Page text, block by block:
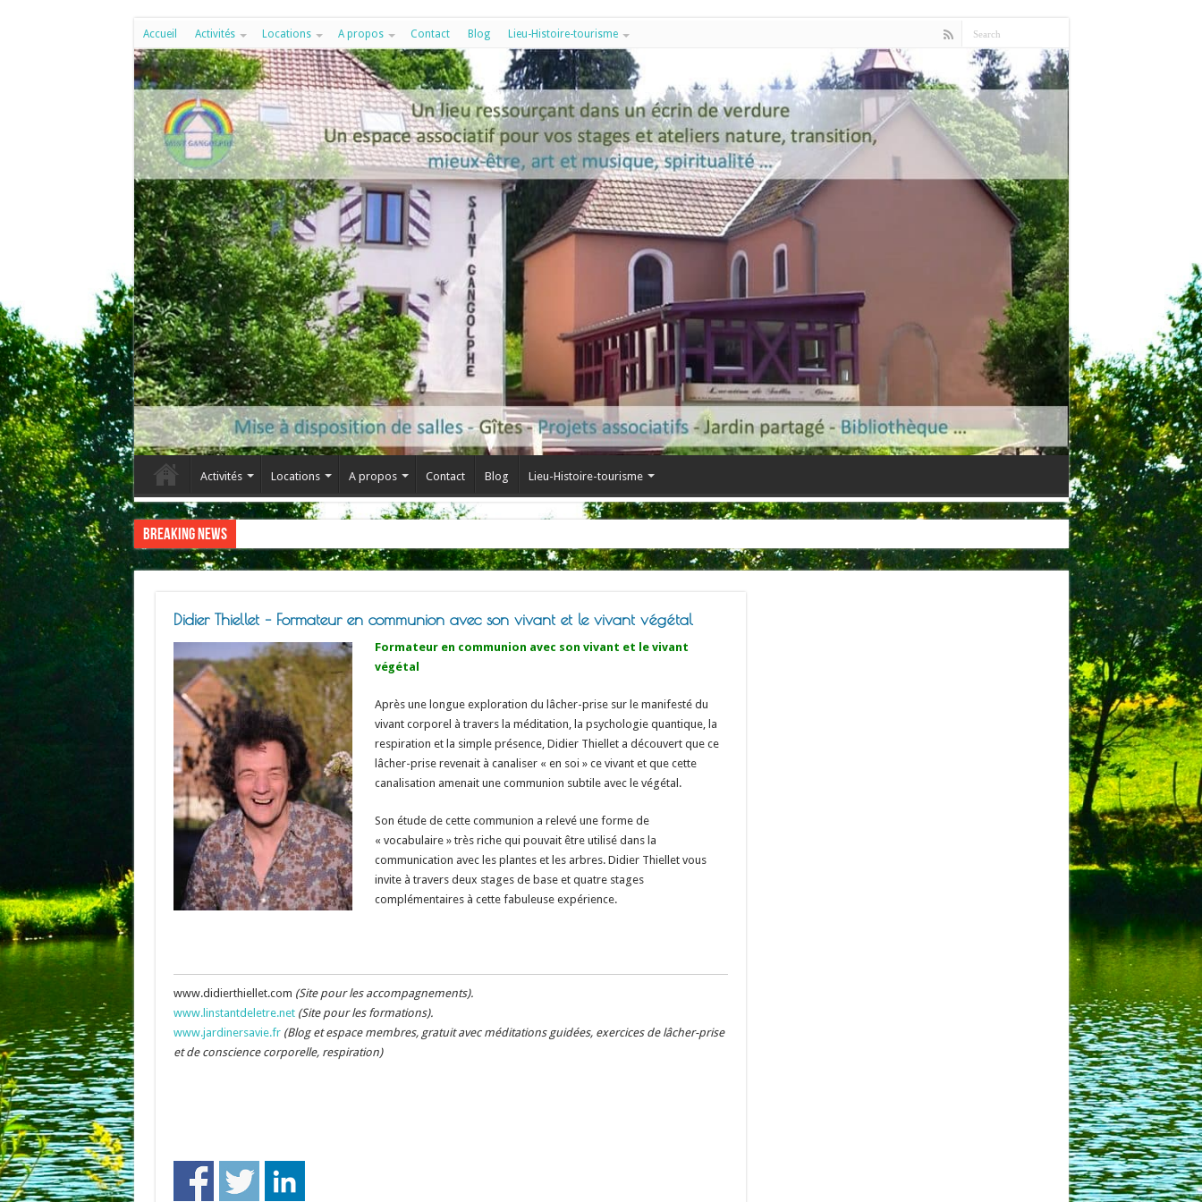
Accueil Activités Locations A propos Contact Blog Lieu-Histoire-tourisme
Activités Locations A propos Contact Blog Lieu-Histoire-tourisme
Breaking News
Didier Thiellet – Formateur en communion avec son vivant et le vivant végétal
Formateur en communion avec son vivant et le vivant
végétal
Après une longue exploration du lâcher-prise sur le manifesté du
vivant corporel à travers la méditation, la psychologie quantique, la
respiration et la simple présence, Didier Thiellet a découvert que ce
lâcher-prise revenait à canaliser « en soi » ce vivant et que cette
canalisation amenait une communion subtile avec le végétal.
Son étude de cette communion a relevé une forme de
« vocabulaire » très riche qui pouvait être utilisé dans la
communication avec les plantes et les arbres. Didier Thiellet vous
invite à travers deux stages de base et quatre stages
complémentaires à cette fabuleuse expérience.
www.didierthiellet.com (Site pour les accompagnements).
www.linstantdeletre.net (Site pour les formations).
www.jardinersavie.fr (Blog et espace membres, gratuit avec méditations guidées, exercices de lâcher-prise
et de conscience corporelle, respiration)